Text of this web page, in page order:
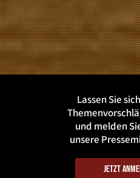
Lassen Sie
und melden
unsere
Jetzt